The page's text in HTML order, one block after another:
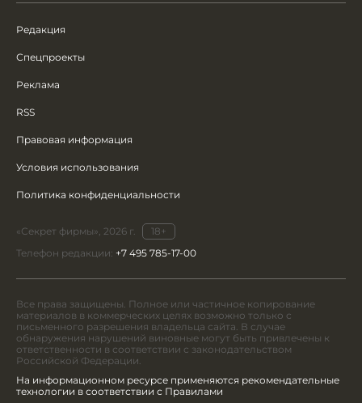
Редакция
Спецпроекты
Реклама
RSS
Правовая информация
Условия использования
Политика конфиденциальности
«Секрет фирмы», 2026 г.
18+
Телефон редакции: +7 495 785-17-00
Все права защищены. Полное или частичное копирование
материалов в коммерческих целях возможно только с
письменного разрешения владельца сайта. В случае
обнаружения нарушений виновные могут быть привлечены к
ответственности в соответствии с законодательством
Российской Федерации.
На информационном ресурсе применяются рекомендательные
технологии в соответствии с Правилами